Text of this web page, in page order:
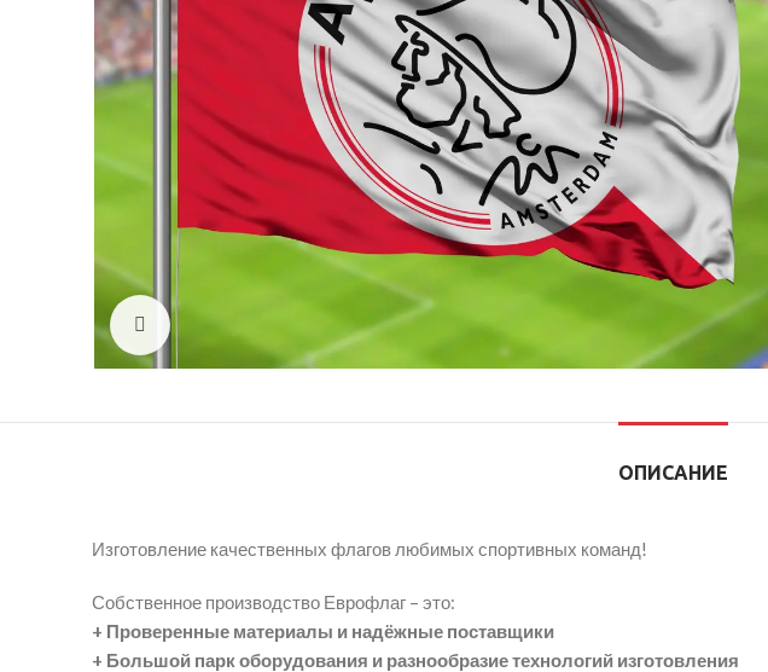
ОПИСАНИЕ
Изготовление качественных флагов любимых спортивных команд!
Собственное производство Еврофлаг – это:
+ Проверенные материалы и надёжные поставщики
+ Большой парк оборудования и разнообразие технологий изготовления